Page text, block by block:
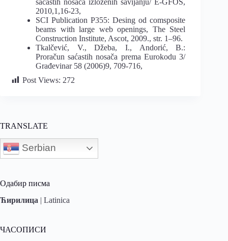
2010,1,16-23,
SCI Publication P355: Desing od comsposite
beams with large web openings, The Steel
Construction Institute, Ascot, 2009., str. 1–96.
Tkalčević, V., Džeba, I., Andorić, B.:
Proračun saćastih nosača prema Eurokodu 3/
Građevinar 58 (2006)9, 709-716,
Post Views: 272
TRANSLATE
Serbian
Одабир писма
Ћирилица | Latinica
ЧАСОПИСИ